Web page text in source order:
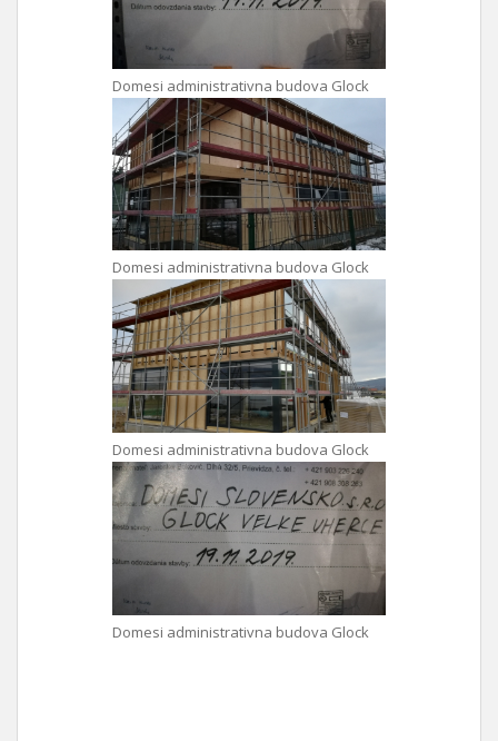
Domesi administrativna budova Glock
Domesi administrativna budova Glock
Domesi administrativna budova Glock
Domesi administrativna budova Glock